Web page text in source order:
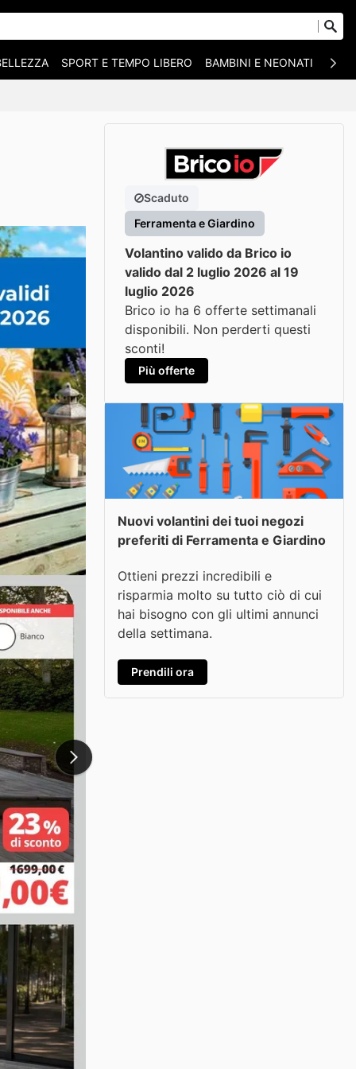
SPORT E TEMPO LIBERO BAMBINI E NEONATI
Scaduto
Ferramenta e Giardino
Volantino valido da Brico io
valido dal 2 luglio 2026 al 19
luglio 2026
Brico io ha 6 offerte settimanali
disponibili. Non perderti questi
sconti!
Più offerte
Nuovi volantini dei tuoi negozi
preferiti di Ferramenta e Giardino
Ottieni prezzi incredibili e
risparmia molto su tutto ciò di cui
hai bisogno con gli ultimi annunci
della settimana.
Prendili ora